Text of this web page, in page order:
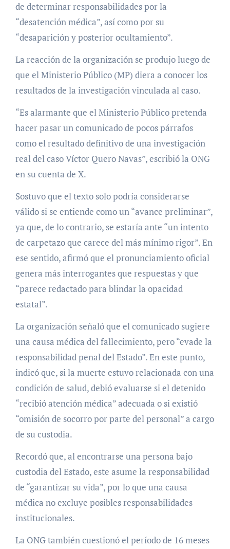
de determinar responsabilidades por la
“desatención médica”, así como por su
“desaparición y posterior ocultamiento”.
La reacción de la organización se produjo luego de
que el Ministerio Público (MP) diera a conocer los
resultados de la investigación vinculada al caso.
“Es alarmante que el Ministerio Público pretenda
hacer pasar un comunicado de pocos párrafos
como el resultado definitivo de una investigación
real del caso Víctor Quero Navas”, escribió la ONG
en su cuenta de X.
Sostuvo que el texto solo podría considerarse
válido si se entiende como un “avance preliminar”,
ya que, de lo contrario, se estaría ante “un intento
de carpetazo que carece del más mínimo rigor”. En
ese sentido, afirmó que el pronunciamiento oficial
genera más interrogantes que respuestas y que
“parece redactado para blindar la opacidad
estatal”.
La organización señaló que el comunicado sugiere
una causa médica del fallecimiento, pero “evade la
responsabilidad penal del Estado”. En este punto,
indicó que, si la muerte estuvo relacionada con una
condición de salud, debió evaluarse si el detenido
“recibió atención médica” adecuada o si existió
“omisión de socorro por parte del personal” a cargo
de su custodia.
Recordó que, al encontrarse una persona bajo
custodia del Estado, este asume la responsabilidad
de “garantizar su vida”, por lo que una causa
médica no excluye posibles responsabilidades
institucionales.
La ONG también cuestionó el período de 16 meses